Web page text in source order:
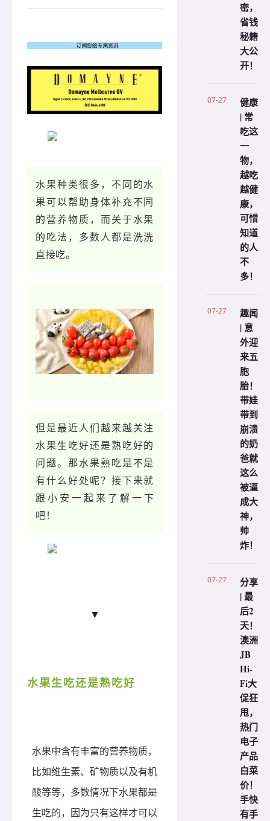
水果种类很多，不同的水
果可以帮助身体补充不同
的营养物质，而关于水果
的吃法，多数人都是洗洗
直接吃。
但是最近人们越来越关注
水果生吃好还是熟吃好的
问题。那水果熟吃是不是
有什么好处呢？接下来就
跟小安一起来了解一下
吧！
▼
水果生吃还是熟吃好
水果中含有丰富的营养物质，
比如维生素、矿物质以及有机
酸等等，多数情况下水果都是
生吃的，因为只有这样才可以
密，
省钱
秘籍
大公
开！
07-27
健康
| 常
吃这
一
物，
越吃
越健
康，
可惜
知道
的人
不
多！
07-27
趣闻
| 意
外迎
来五
胞
胎！
带娃
带到
崩溃
的奶
爸就
这么
被逼
成大
神，
帅
炸！
07-27
分享
| 最
后2
天！
澳洲
JB
Hi-
Fi大
促狂
甩，
热门
电子
产品
白菜
价！
手快
有手